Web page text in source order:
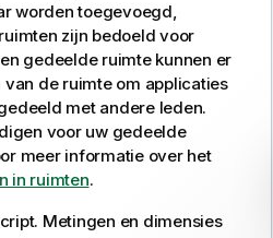
worden toegevoegd,
zijn bedoeld voor
gedeelde ruimte kunnen er
de ruimte om applicaties
met andere leden.
voor uw gedeelde
meer informatie over het
in ruimten.
. Metingen en dimensies